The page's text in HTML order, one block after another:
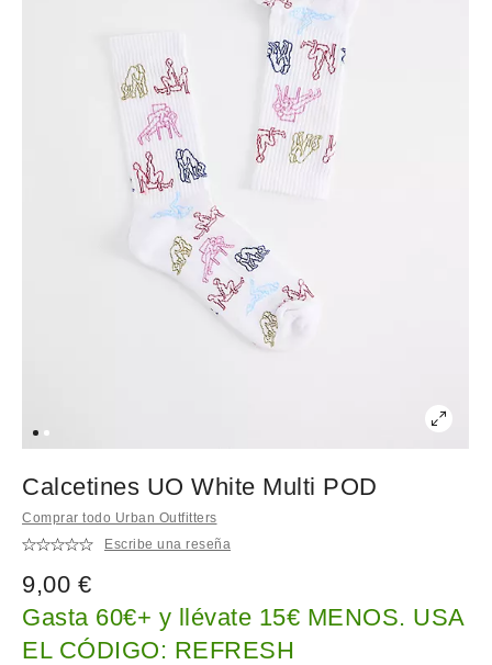
Calcetines UO White Multi POD
Comprar todo Urban Outfitters
Escribe una reseña
9,00 €
Gasta 60€+ y llévate 15€ MENOS. USA
EL CÓDIGO: REFRESH